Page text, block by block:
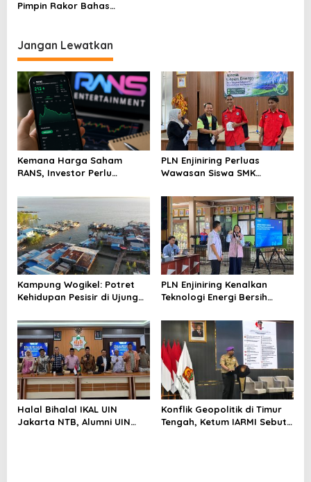
Pimpin Rakor Bahas
Jangan Lewatkan
Kemana Harga Saham
RANS, Investor Perlu
Menghindari Spekulasi
Berlebihan
PLN Enjiniring Perluas
Wawasan Siswa SMK
Perubahan Iklim
Kampung Wogikel: Potret
Kehidupan Pesisir di Ujung
Bertahan di Tengah
Keterbatasan
PLN Enjiniring Kenalkan
Teknologi Energi Bersih
Halal Bihalal IKAL UIN
Jakarta NTB, Alumni UIN
Konflik Geopolitik di Timur
Tengah, Ketum IARMI Sebut